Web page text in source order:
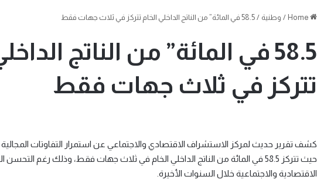
/ وطنية / 58.5 في المائة” من الناتج الداخلي الخام تتركز في ثلاث جهات فقط
58.5 في المائة” من الناتج
تتركز في ثلاث جهات فقط
كشف تقرير حديث لمركز الاستشراف الاقتصادي والاجتماعي عن استمرار التفاوتات المجالية
حيث تتركز 58.5 في المائة من الناتج الداخلي الخام في ثلاث جهات فقط، وذلك رغم
الاقتصادية والاجتماعية خلال السنوات الأخيرة.